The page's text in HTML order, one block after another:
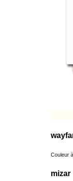
Couleur
mizar